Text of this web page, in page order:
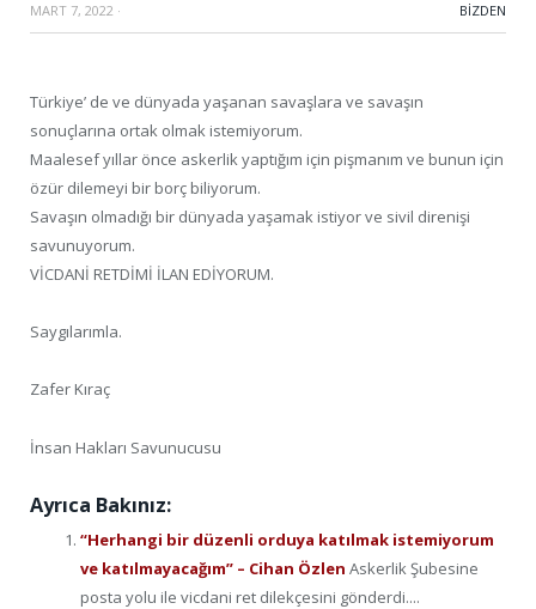
MART 7, 2022 · BIZDEN
Türkiye’ de ve dünyada yaşanan savaşlara ve savaşın
sonuçlarına ortak olmak istemiyorum.
Maalesef yıllar önce askerlik yaptığım için pişmanım ve bunun için
özür dilemeyi bir borç biliyorum.
Savaşın olmadığı bir dünyada yaşamak istiyor ve sivil direnişi
savunuyorum.
VİCDANİ RETDİMİ İLAN EDİYORUM.
Saygılarımla.
Zafer Kıraç
İnsan Hakları Savunucusu
Ayrıca Bakınız:
“Herhangi bir düzenli orduya katılmak istemiyorum
ve katılmayacağım” – Cihan Özlen Askerlik Şubesine
posta yolu ile vicdani ret dilekçesini gönderdi....